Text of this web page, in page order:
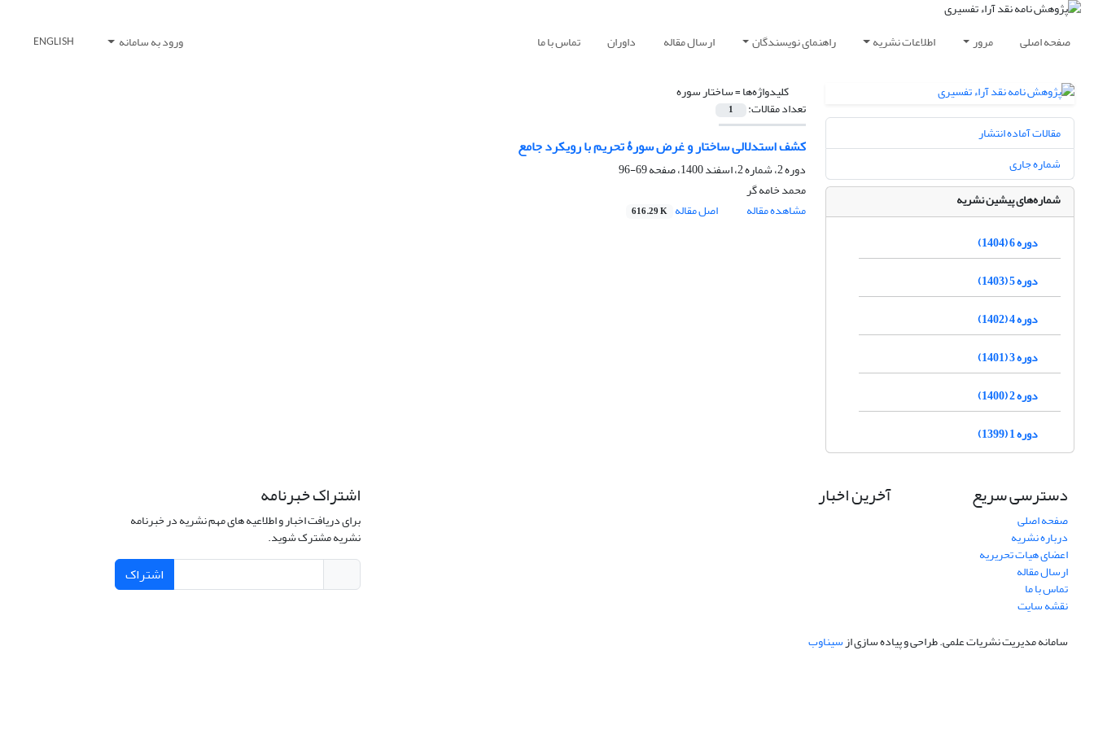
صفحه اصلی مرور اطلاعات نشریه راهنمای نویسندگان ارسال مقاله داوران تماس با ما ورود به سامانه ENGLISH
کلیدواژه‌ها =ساختار سوره
تعداد مقالات: 1
کشف استدلالی ساختار و غرض سورۀ تحریم با رویکرد جامع
دوره 2، شماره 2، اسفند 1400، صفحه
69-96
محمد خامه گر
مشاهده مقاله
اصل مقاله 616.29 K
مقالات آماده انتشار
شماره جاری
شماره‌های پیشین نشریه
دوره 6 (1404)
دوره 5 (1403)
دوره 4 (1402)
دوره 3 (1401)
دوره 2 (1400)
دوره 1 (1399)
دسترسی سریع
صفحه اصلی
درباره نشریه
اعضای هیات تحریریه
ارسال مقاله
تماس با ما
نقشه سایت
آخرین اخبار اشتراک خبرنامه
برای دریافت اخبار و اطلاعیه های مهم نشریه در خبرنامه
نشریه مشترک شوید.
اشتراک
سامانه مدیریت نشریات علمی.طراحی و پیاده سازی ازسیناوب